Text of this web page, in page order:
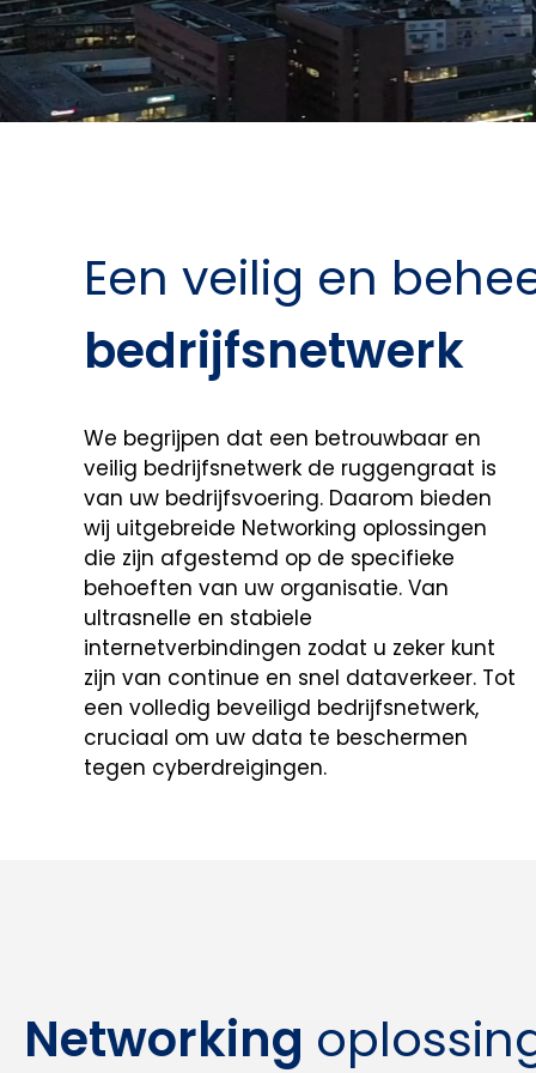
Een veilig en
bedrijfsnetwerk
We begrijpen dat een betrouwbaar en
veilig bedrijfsnetwerk de ruggengraat is
van uw bedrijfsvoering. Daarom bieden
wij uitgebreide Networking oplossingen
die zijn afgestemd op de specifieke
behoeften van uw organisatie. Van
ultrasnelle en stabiele
internetverbindingen zodat u zeker kunt
zijn van continue en snel dataverkeer. Tot
een volledig beveiligd bedrijfsnetwerk,
cruciaal om uw data te beschermen
tegen cyberdreigingen.
Networking